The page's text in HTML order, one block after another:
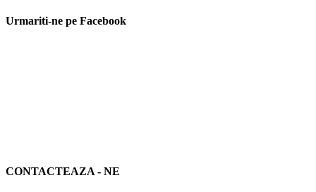
Urmariti-ne pe Facebook
CONTACTEAZA - NE